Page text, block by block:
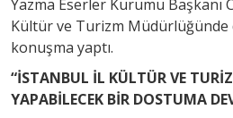
Yazma Eserler Kurumu Başkanı
Kültür ve Turizm
konuşma yaptı.
“İSTANBUL İL KÜLTÜR VE
YAPABİLECEK BİR DOSTUMA